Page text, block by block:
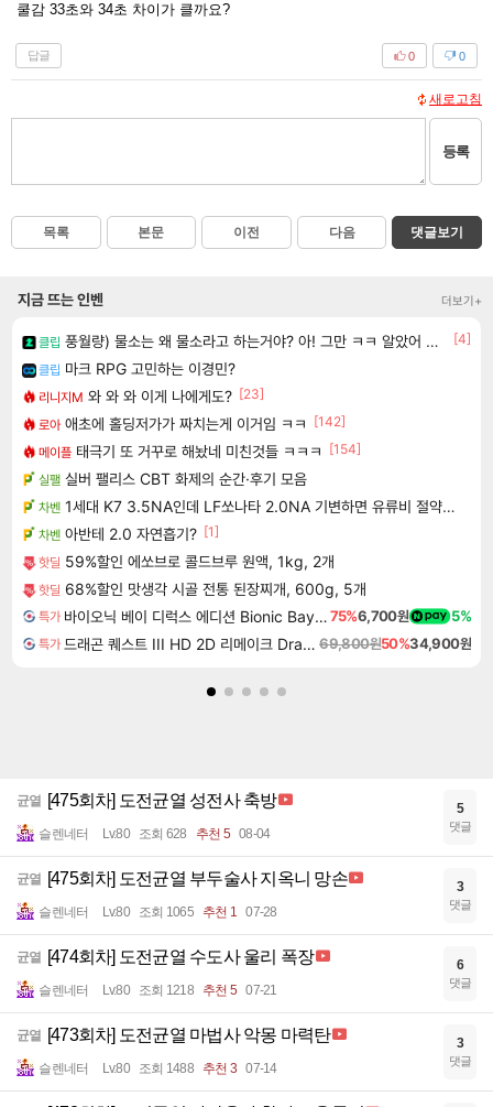
쿨감 33초와 34초 차이가 클까요?
답글 0
0
새로고침
등록
목록 본문 이전 다음 댓글보기
지금 뜨는 인벤 더보기+
클립 풍월량) 물소는 왜 물소라고 하는거야? 아! 그만 ㅋㅋ 알았어 ㅋㅋ
[4]
클립 마크 RPG 고민하는 이경민?
리니지M 와 와 와 이게 나에게도? [23]
로아 애초에 홀딩저가가 짜치는게 이거임 ㅋㅋ
[142]
메이플 태극기 또 거꾸로 해놨네 미친것들 ㅋㅋㅋ
[154]
실팰 실버 팰리스 CBT 화제의 순간·후기 모음
차벤 1세대 K7 3.5NA인데 LF쏘나타 2.0NA 기변하면 유류비 절약이 얼마나 될까요..?
차벤 아반테 2.0 자연흡기? [1]
핫딜 59%할인 에쏘브로 콜드브루 원액, 1kg, 2개
핫딜 68%할인 맛생각 시골 전통 된장찌개, 600g, 5개
특가 바이오닉 베이 디럭스 에디션 Bionic Bay Deluxe Edition75%6,700원 5%
특가 드래곤 퀘스트 III HD 2D 리메이크 Dragon Quest III HD 2D Remake 69,800원50%34,900원
균열 [475회차] 도전균열 성전사 축방
슬렌네터 Lv.80 조회 628 추천 5 08-04
5
댓글
균열 [475회차] 도전균열 부두술사 지옥니 망손
슬렌네터 Lv.80 조회 1065 추천 1 07-28
3
댓글
균열 [474회차] 도전균열 수도사 울리 폭장
슬렌네터 Lv.80 조회 1218 추천 5 07-21
6
댓글
균열 [473회차] 도전균열 마법사 악몽 마력탄
슬렌네터 Lv.80 조회 1488 추천 3 07-14
3
댓글